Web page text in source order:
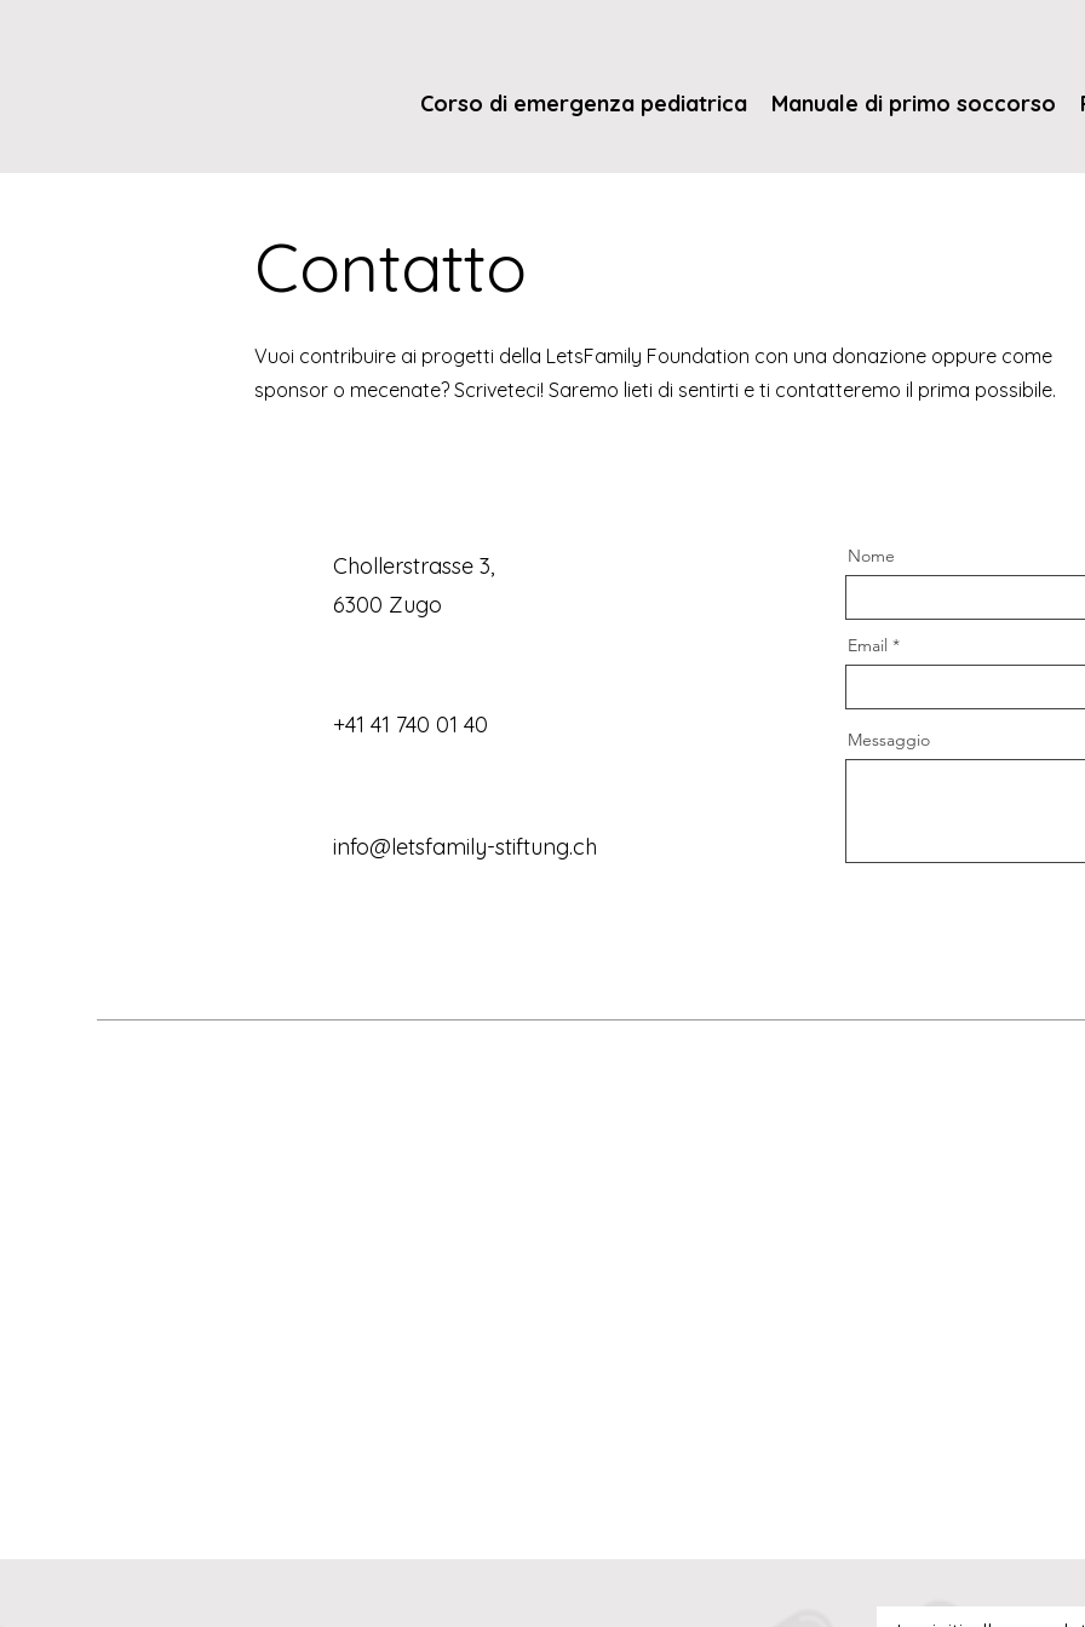
Corso di emergenza pediatrica Manuale di primo soccorso
Contatto
Vuoi contribuire ai progetti della LetsFamily Foundation con una donazione oppure come
sponsor o mecenate? Scriveteci! Saremo lieti di sentirti e ti contatteremo il prima possibile.
Chollerstrasse 3,
6300 Zugo
+41 41 740 01 40
info@letsfamily-stiftung.ch
Nome
Email
Messaggio